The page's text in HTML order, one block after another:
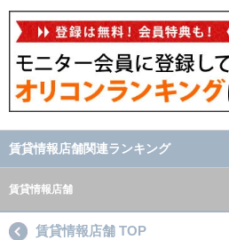
賃貸情報店舗関連ランキング
賃貸情報店舗
賃貸情報店舗 TOP